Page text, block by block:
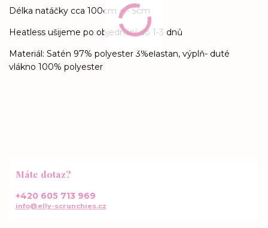
Délka natáčky cca 100cm +/- 5cm
Heatless ušijeme po objednání do 1-3 dnů
Materiál: Satén 97% polyester 3%elastan, výplň- duté
vlákno 100% polyester
Máte dotaz?
+420 605 713 969
info@elly-scrunchies.cz